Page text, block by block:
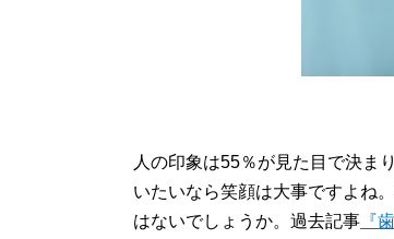
人の印象は55％が見た目で決ま
いたいなら笑顔は大事ですよね
はないでしょうか。過去記事 『